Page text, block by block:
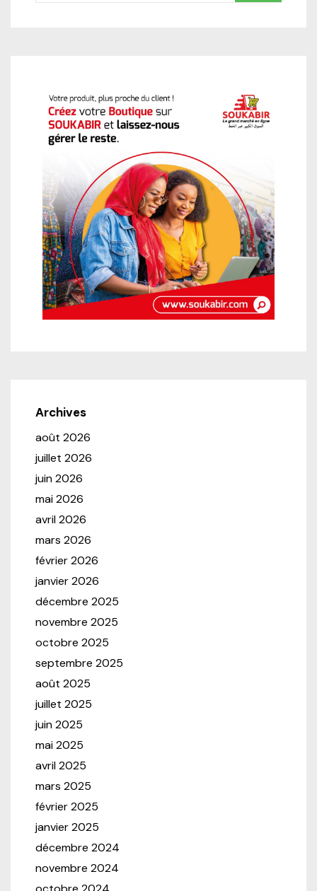
Archives
août 2026
juillet 2026
juin 2026
mai 2026
avril 2026
mars 2026
février 2026
janvier 2026
décembre 2025
novembre 2025
octobre 2025
septembre 2025
août 2025
juillet 2025
juin 2025
mai 2025
avril 2025
mars 2025
février 2025
janvier 2025
décembre 2024
novembre 2024